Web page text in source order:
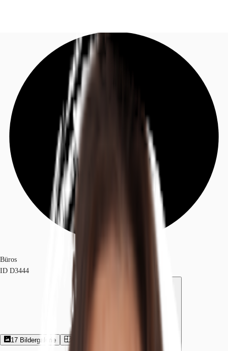
Investieren
Marktinformationen
Mehrwert
Coworking
Ihre Ansprechpartner
Favoriten
Jetzt anrufen Kontaktieren Sie uns
Büros
ID D3444
17 Bildergalerie